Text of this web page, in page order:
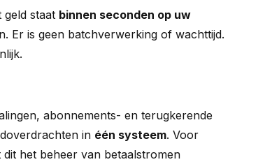
geld staat binnen seconden op uw
Er is geen batchverwerking of wachttijd.
abonnements- en terugkerende
in één systeem. Voor
het beheer van betaalstromen